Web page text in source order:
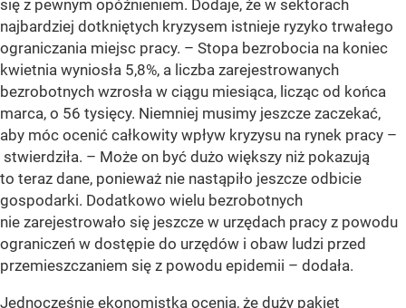
się z pewnym opóźnieniem. Dodaje, że w sektorach
najbardziej dotkniętych kryzysem istnieje ryzyko trwałego
ograniczania miejsc pracy. – Stopa bezrobocia na koniec
kwietnia wyniosła 5,8%, a liczba zarejestrowanych
bezrobotnych wzrosła w ciągu miesiąca, licząc od końca
marca, o 56 tysięcy. Niemniej musimy jeszcze zaczekać,
aby móc ocenić całkowity wpływ kryzysu na rynek pracy –
stwierdziła. – Może on być dużo większy niż pokazują
to teraz dane, ponieważ nie nastąpiło jeszcze odbicie
gospodarki. Dodatkowo wielu bezrobotnych
nie zarejestrowało się jeszcze w urzędach pracy z powodu
ograniczeń w dostępie do urzędów i obaw ludzi przed
przemieszczaniem się z powodu epidemii – dodała.
Jednocześnie ekonomistka ocenia, że duży pakiet